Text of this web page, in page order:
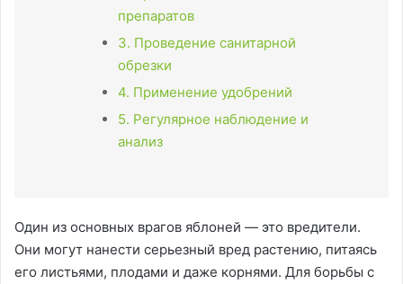
препаратов
3. Проведение санитарной
обрезки
4. Применение удобрений
5. Регулярное наблюдение и
анализ
Один из основных врагов яблоней — это вредители.
Они могут нанести серьезный вред растению, питаясь
его листьями, плодами и даже корнями. Для борьбы с